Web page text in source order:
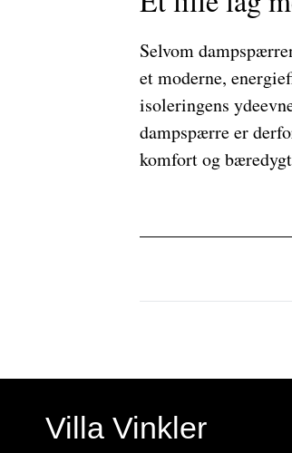
Selvom
et moderne,
isoleringens
dampspærre er
komfort og
Villa Vinkler